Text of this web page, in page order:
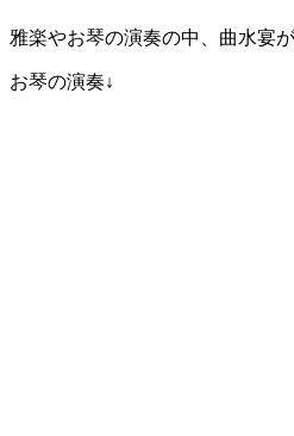
雅楽やお琴の演奏の中、曲水宴が
お琴の演奏↓